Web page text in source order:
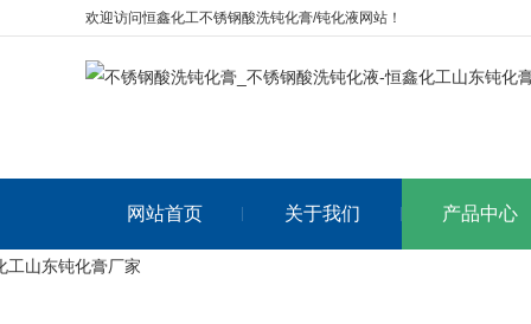
欢迎访问恒鑫化工不锈钢酸洗钝化膏/钝化液网站！
网站首页 关于我们 产品中心